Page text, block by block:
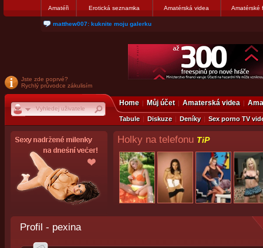
Amatéři Erotická seznamka Amatérská videa Amatérské
matthew007: kuknite moju galerku
Jste zde poprvé?
Rychlý průvodce zákulisím
Home Můj účet Amaterská videa
Tabule Diskuze Deníky Sex porno TV
Holky na telefonu TiP
Profil - pexina